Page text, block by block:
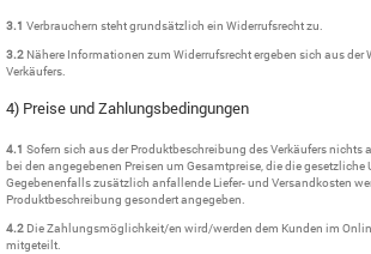
3.1 Verbrauchern steht grundsätzlich ein Widerrufsrecht zu.
3.2 Nähere Informationen zum Widerrufsrecht ergeben sich aus der
Verkäufers.
4) Preise und Zahlungsbedingungen
4.1 Sofern sich aus der Produktbeschreibung des Verkäufers nichts
bei den angegebenen Preisen um Gesamtpreise, die die
Gegebenenfalls zusätzlich anfallende Liefer- und Versandkosten
Produktbeschreibung gesondert angegeben.
4.2 Die Zahlungsmöglichkeit/en wird/werden dem Kunden im
mitgeteilt.